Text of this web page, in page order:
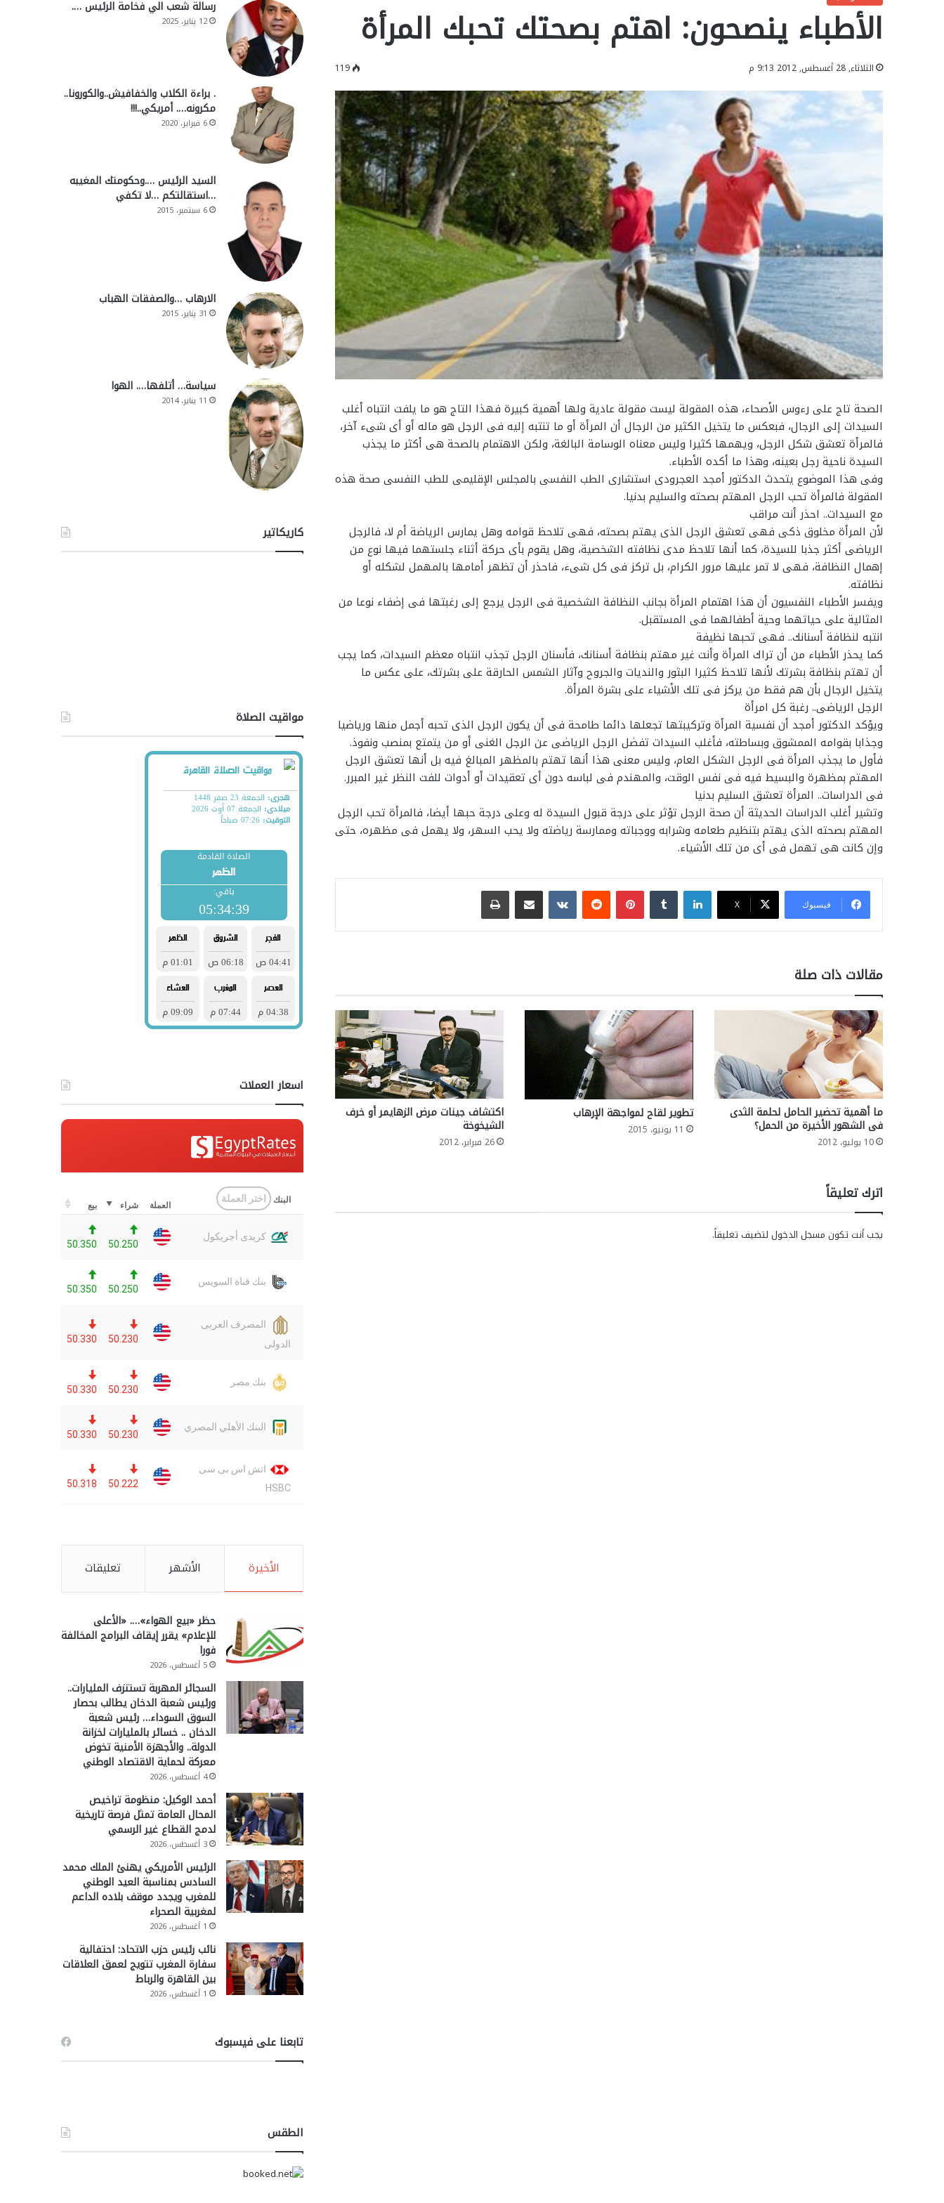
الأطباء ينصحون: اهتم بصحتك تحبك المرأة
الثلاثاء, 28 أغسطس, 2012 9:13 م 119
الصحة تاج على رءوس الأصحاء، هذه المقولة ليست مقولة عادية ولها أهمية كبيرة فهذا التاج هو ما يلفت انتباه أغلب
السيدات إلى الرجال، فبعكس ما يتخيل الكثير من الرجال أن المرأة أو ما تنتبه إليه فى الرجل هو ماله أو أى شىء آخر،
فالمرأة تعشق شكل الرجل، ويهمها كثيرا وليس معناه الوسامة البالغة، ولكن الاهتمام بالصحة هى أكثر ما يجذب
السيدة ناحية رجل بعينه، وهذا ما أكده الأطباء.
وفى هذا الموضوع يتحدث الدكتور أمجد العجرودى استشارى الطب النفسى بالمجلس الإقليمى للطب النفسى صحة هذه
المقولة فالمرأة تحب الرجل المهتم بصحته والسليم بدنيا.
مع السيدات.. احذر أنت مراقب
لأن المرأة مخلوق ذكى فهى تعشق الرجل الذى يهتم بصحته، فهى تلاحظ قوامه وهل يمارس الرياضة أم لا، فالرجل
الرياضى أكثر جذبا للسيدة، كما أنها تلاحظ مدى نظافته الشخصية، وهل يقوم بأى حركة أثناء جلستهما فيها نوع من
إهمال النظافة، فهى لا تمر عليها مرور الكرام، بل تركز فى كل شىء، فاحذر أن تظهر أمامها بالمهمل لشكله أو
نظافته.
ويفسر الأطباء النفسيون أن هذا اهتمام المرأة بجانب النظافة الشخصية فى الرجل يرجع إلى رغبتها فى إضفاء نوعا من
المثالية على حياتهما وحية أطفالهما فى المستقبل.
انتبه لنظافة أسنانك.. فهى تحبها نظيفة
كما يحذر الأطباء من أن تراك المرأة وأنت غير مهتم بنظافة أسنانك، فأسنان الرجل تجذب انتباه معظم السيدات، كما يجب
أن تهتم بنظافة بشرتك لأنها تلاحظ كثيرا البثور والنديات والجروح وآثار الشمس الحارقة على بشرتك، على عكس ما
يتخيل الرجال بأن هم فقط من يركز فى تلك الأشياء على بشرة المرأة.
الرجل الرياضى.. رغبة كل امرأة
ويؤكد الدكتور أمجد أن نفسية المرأة وتركيبتها تجعلها دائما طامحة فى أن يكون الرجل الذى تحبه أجمل منها ورياضيا
وجذابا بقوامه الممشوق وبساطته، فأغلب السيدات تفضل الرجل الرياضى عن الرجل الغنى أو من يتمتع بمنصب ونفوذ.
فأول ما يجذب المرأة فى الرجل الشكل العام، وليس معنى هذا أنها تهتم بالمظهر المبالغ فيه بل أنها تعشق الرجل
المهتم بمظهرة والبسيط فيه فى نفس الوقت، والمهندم فى لباسه دون أى تعقيدات أو أدوات للفت النظر غير المبرر.
فى الدراسات.. المرأة تعشق السليم بدنيا
وتشير أغلب الدراسات الحديثة أن صحة الرجل تؤثر على درجة قبول السيدة له وعلى درجة حبها أيضا، فالمرأة تحب الرجل
المهتم بصحته الذى يهتم بتنظيم طعامه وشرابه ووجباته وممارسة رياضته ولا يحب السهر، ولا يهمل فى مظهره، حتى
وإن كانت هى تهمل فى أى من تلك الأشياء.
فيسبوك ‫X
لينكدإن بينتيريست مشاركة عبر البريد طباعة
مقالات ذات صلة
ما أهمية تحضير الحامل لحلمة الثدى
فى الشهور الأخيرة من الحمل؟
10 يوليو، 2012
تطوير لقاح لمواجهة الإرهاب
11 يونيو، 2015
اكتشاف جينات مرض الزهايمر أو خرف
الشيخوخة
26 فبراير، 2012
اترك تعليقاً
يجب أنت تكون مسجل الدخول لتضيف تعليقاً.
رسالة شعب الي فخامة الرئيس ….
12 يناير، 2025
. براءة الكلاب والخفافيش..والكورونا..
مكرونه…. أمريكي..!!!
6 فبراير، 2020
السيد الرئيس ….وحكومتك المغيبه
…استقالتكم …لا تكفي
6 سبتمبر، 2015
الارهاب …والصفقات الهباب
31 يناير، 2015
سياسة… أتلفها…. الهوا
11 يناير، 2014
كاريكاتير
مواقيت الصلاة
اسعار العملات
الأخيرة الأشهر تعليقات
حظر «بيع الهواء»…. «الأعلى
للإعلام» يقرر إيقاف البرامج المخالفة
فورا
5 أغسطس، 2026
السجائر المهربة تستنزف المليارات..
ورئيس شعبة الدخان يطالب بحصار
السوق السوداء… رئيس شعبة
الدخان .. خسائر بالمليارات لخزانة
الدولة.. والأجهزة الأمنية تخوض
معركة لحماية الاقتصاد الوطني
4 أغسطس، 2026
أحمد الوكيل: منظومة تراخيص
المحال العامة تمثل فرصة تاريخية
لدمج القطاع غير الرسمي
3 أغسطس، 2026
الرئيس الأمريكي يهنئ الملك محمد
السادس بمناسبة العيد الوطني
للمغرب ويجدد موقف بلاده الداعم
لمغربية الصحراء
1 أغسطس، 2026
نائب رئيس حزب الاتحاد: احتفالية
سفارة المغرب تتويج لعمق العلاقات
بين القاهرة والرباط
1 أغسطس، 2026
تابعنا على فيسبوك
الطقس